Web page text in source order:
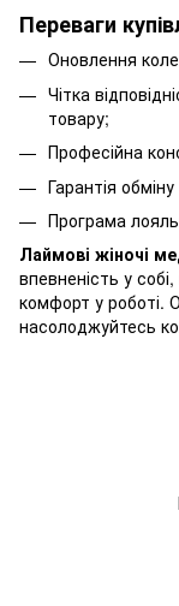
Переваги
Оновлення
Чітка
товару;
Професійна
Гарантія
Програма
Лаймові жіночі
впевненість у
комфорт у роботі.
насолоджуйтесь